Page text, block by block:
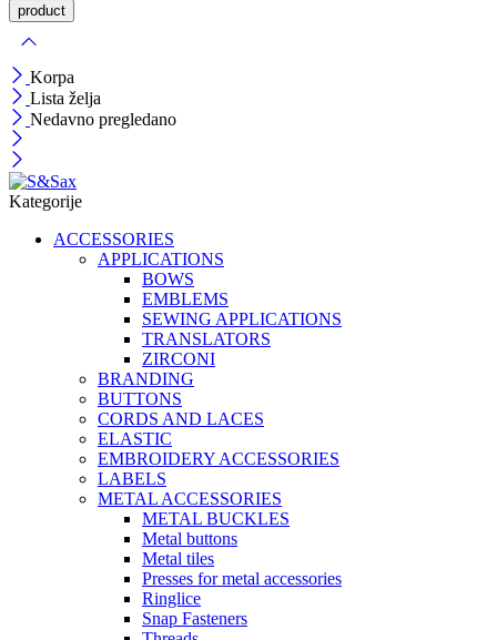
Korpa
Lista želja
Nedavno pregledano
Kategorije
ACCESSORIES
APPLICATIONS
BOWS
EMBLEMS
SEWING APPLICATIONS
TRANSLATORS
ZIRCONI
BRANDING
BUTTONS
CORDS AND LACES
ELASTIC
EMBROIDERY ACCESSORIES
LABELS
METAL ACCESSORIES
METAL BUCKLES
Metal buttons
Metal tiles
Presses for metal accessories
Ringlice
Snap Fasteners